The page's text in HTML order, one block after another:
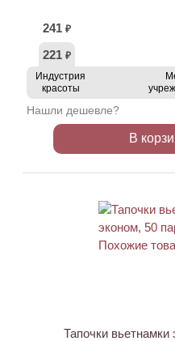
241 ₽
221 ₽
Индустрия
красоты
Нашли дешевле?
В
Тапочки вьетнамки